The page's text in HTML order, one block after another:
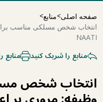
صفحه اصلی منابع
انتخاب شخص مسلکی مناسب برای
NAATI
منابع را شریک کنید منابع
انتخاب شخص